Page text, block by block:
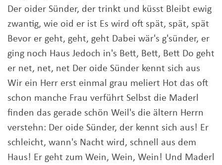
Der oider Sünder, der trinkt und küsst Bleibt ewig
zwantig, wie oid er ist Es wird oft spät, spät, spät
Bevor er geht, geht, geht Dabei wär's g'sünder, er
ging noch Haus Jedoch in's Bett, Bett, Bett Do geht
er net, net, net Der oide Sünder kennt sich aus
Wir ein Herr erst einmal grau meliert Hot das oft
schon manche Frau verführt Selbst die Maderl
finden das gerade schön Weil's die ältern Herrn
verstehn: Der oide Sünder, der kennt sich aus! Er
schleicht, wann's Nacht wird, schnell aus dem
Haus! Er geht zum Wein, Wein, Wein! Und Maderl